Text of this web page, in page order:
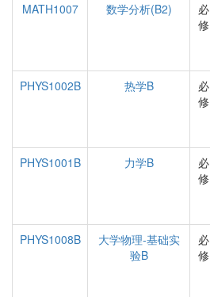
MATH1007
数学分析(B2)
必
修
PHYS1002B
热学B
必
修
PHYS1001B
力学B
必
修
PHYS1008B
大学物理-基础实
验B
必
修